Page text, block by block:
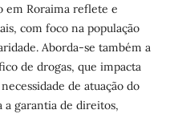
em Roraima reflete e
com foco na população
Aborda-se também a
de drogas, que impacta
de atuação do
a garantia de direitos,